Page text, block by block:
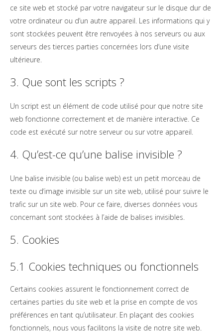
ce site web et stocké par votre navigateur sur le disque dur de
votre ordinateur ou d’un autre appareil. Les informations qui y
sont stockées peuvent être renvoyées à nos serveurs ou aux
serveurs des tierces parties concernées lors d’une visite
ultérieure.
3. Que sont les scripts ?
Un script est un élément de code utilisé pour que notre site
web fonctionne correctement et de manière interactive. Ce
code est exécuté sur notre serveur ou sur votre appareil.
4. Qu’est-ce qu’une balise invisible ?
Une balise invisible (ou balise web) est un petit morceau de
texte ou d’image invisible sur un site web, utilisé pour suivre le
trafic sur un site web. Pour ce faire, diverses données vous
concernant sont stockées à l’aide de balises invisibles.
5. Cookies
5.1 Cookies techniques ou fonctionnels
Certains cookies assurent le fonctionnement correct de
certaines parties du site web et la prise en compte de vos
préférences en tant qu’utilisateur. En plaçant des cookies
fonctionnels, nous vous facilitons la visite de notre site web.